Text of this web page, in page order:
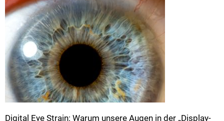
Digital Eye Strain: Warum unsere Augen in der „Display-